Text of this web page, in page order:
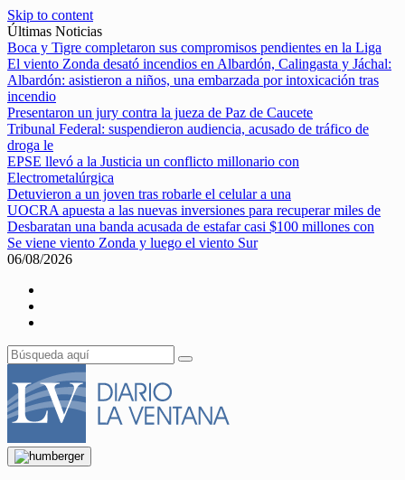
Skip to content
Últimas Noticias
Boca y Tigre completaron sus compromisos pendientes en la Liga
El viento Zonda desató incendios en Albardón, Calingasta y Jáchal:
Albardón: asistieron a niños, una embarzada por intoxicación tras
incendio
Presentaron un jury contra la jueza de Paz de Caucete
Tribunal Federal: suspendieron audiencia, acusado de tráfico de
droga le
EPSE llevó a la Justicia un conflicto millonario con
Electrometalúrgica
Detuvieron a un joven tras robarle el celular a una
UOCRA apuesta a las nuevas inversiones para recuperar miles de
Desbaratan una banda acusada de estafar casi $100 millones con
Se viene viento Zonda y luego el viento Sur
06/08/2026